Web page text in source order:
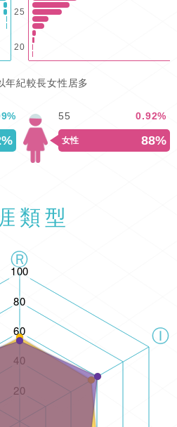
25
20
年紀較長女性居多
%
女性 88%
55 0.92%
類型